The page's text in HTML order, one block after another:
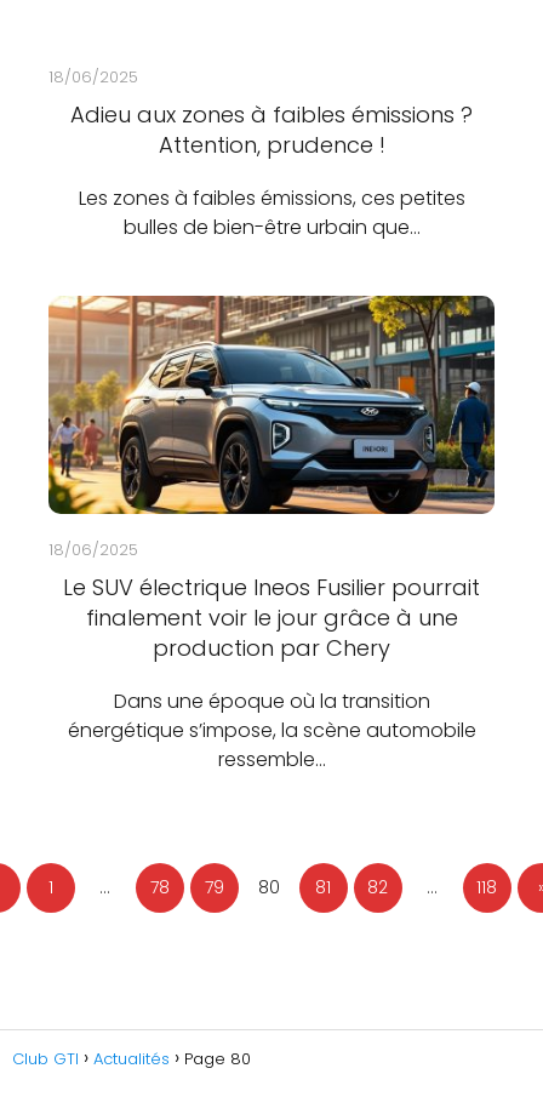
18/06/2025
Adieu aux zones à faibles émissions ?
Attention, prudence !
Les zones à faibles émissions, ces petites
bulles de bien-être urbain que…
18/06/2025
Le SUV électrique Ineos Fusilier pourrait
finalement voir le jour grâce à une
production par Chery
Dans une époque où la transition
énergétique s’impose, la scène automobile
ressemble…
1 … 78 79 80 81 82 … 118
Club GTI Actualités Page 80